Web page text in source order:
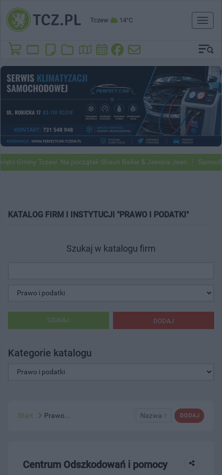
Tczew 14°C
Toggle
Gminy Tczew. Na początek Shaun Baker & Jessica Jean
KATALOG FIRM I INSTYTUCJI "PRAWO I PODATKI"
Szukaj w katalogu firm
DODAJ
SZUKAJ
Kategorie katalogu
DODAJ
Nazwa ↑
Start Prawo...
Centrum Odszkodowań i pomocy